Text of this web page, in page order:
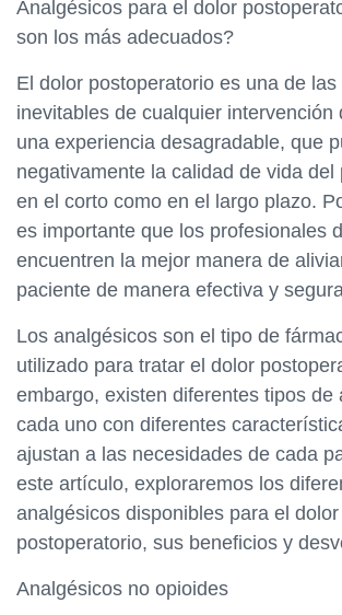
Analgésicos para el dolor
son los más adecuados?
El dolor postoperatorio es una de
inevitables de cualquier intervención
una experiencia desagradable, que
negativamente la calidad de vida del
en el corto como en el largo plazo.
es importante que los profesionales
encuentren la mejor manera de
paciente de manera efectiva y
Los analgésicos son el tipo de
utilizado para tratar el dolor
embargo, existen diferentes tipos de
cada uno con diferentes
ajustan a las necesidades de cada
este artículo, exploraremos los
analgésicos disponibles para el dolor
postoperatorio, sus beneficios y
Analgésicos no opioides